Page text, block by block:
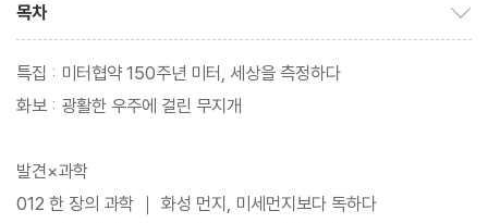
목차
특집 : 미터협약 150주년 미터, 세상을 측정하다
화보 : 광활한 우주에 걸린 무지개
발견×과학
012 한 장의 과학 ｜ 화성 먼지, 미세먼지보다 독하다